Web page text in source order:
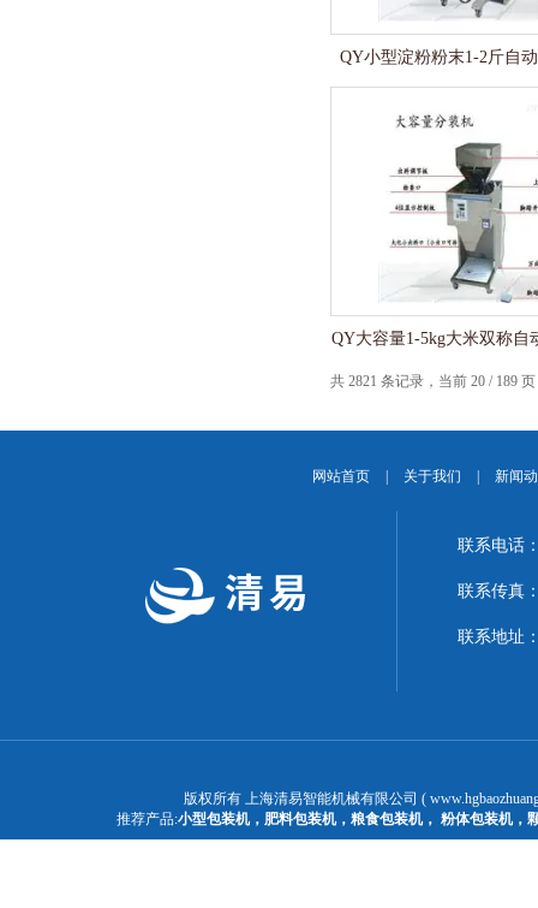
QY小型淀粉粉末1-2斤自
QY大容量1-5kg大米双称自
共 2821 条记录，当前 20 / 189
网站首页 关于我们 新闻
联系电话
联系传真
联系地址
版权所有 上海清易智能机械有限公司 (
推荐产品:小型包装机， 肥料包装机， 粮食包装机， 粉体包装机，